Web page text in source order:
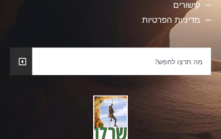
קישורים
מדיניות הפרטיות